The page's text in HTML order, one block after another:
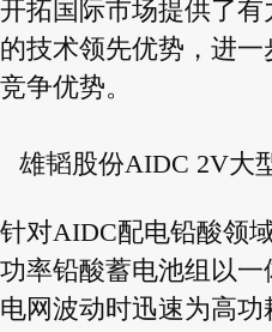
开拓国际市场提供了有
的技术领先优势，进
竞争优势。
雄韬股份AIDC 2V大
针对AIDC配电铅酸领
功率铅酸蓄电池组以
电网波动时迅速为高